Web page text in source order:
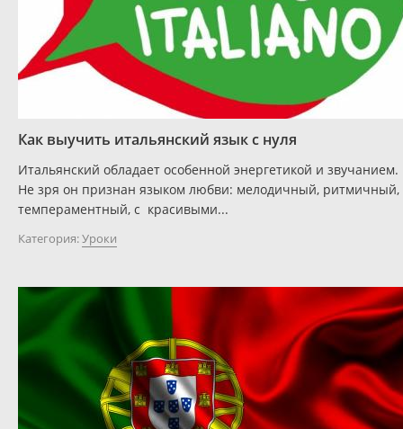
Как выучить итальянский язык с нуля
Итальянский обладает особенной энергетикой и звучанием.
Не зря он признан языком любви: мелодичный, ритмичный,
темпераментный, с красивыми...
Категория:Уроки